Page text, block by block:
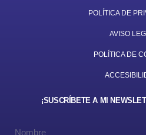
a
r
a
POLÍTICA DE
AVISO
POLÍTICA DE
¡SUSCRÍBETE A MI
Nombre